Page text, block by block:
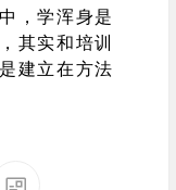
，学浑身是
其实和培训
建立在方法